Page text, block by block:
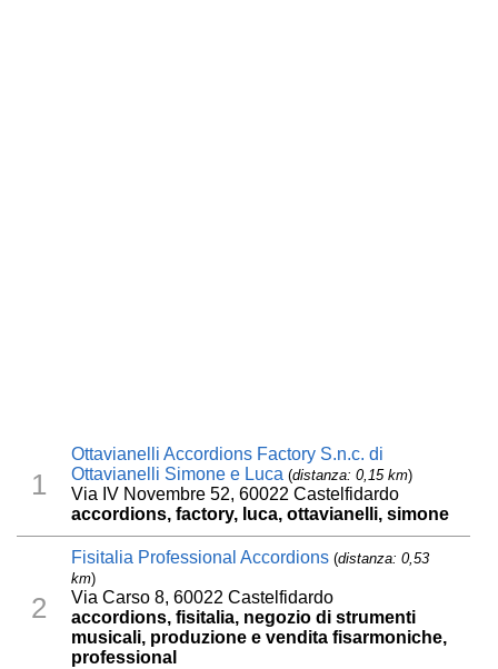
1
Ottavianelli Accordions Factory S.n.c. di
Ottavianelli Simone e Luca (distanza: 0,15 km)
Via IV Novembre 52, 60022 Castelfidardo
accordions, factory, luca, ottavianelli, simone
2
Fisitalia Professional Accordions (distanza: 0,53
km)
Via Carso 8, 60022 Castelfidardo
accordions, fisitalia, negozio di strumenti
musicali, produzione e vendita fisarmoniche,
professional